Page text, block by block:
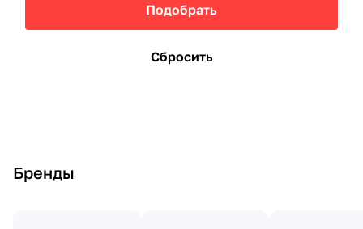
Подобрать
Сбросить
Бренды